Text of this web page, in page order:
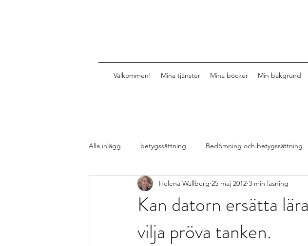
Välkommen! Mina tjänster Mina böcker Min bakgrund
Alla inlägg betygssättning Bedömning och betygssättning
Design av lektioner, uppgifter, mat Design av lektioner
Formativ bedömning som förhållnings
Kan datorn ersätta
vilja pröva tanken.
Helena Wallberg 25 maj 2012 3 min läsning